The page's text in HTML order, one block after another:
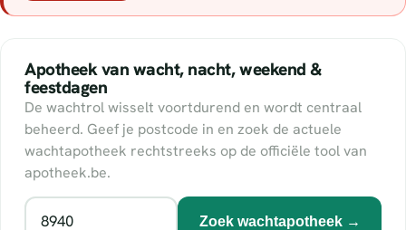
Apotheek van wacht, nacht, weekend &
feestdagen
De wachtrol wisselt voortdurend en wordt centraal
beheerd. Geef je postcode in en zoek de actuele
wachtapotheek rechtstreeks op de officiële tool van
apotheek.be.
Zoek wachtapotheek →